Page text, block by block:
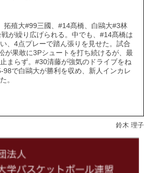
拓殖大#99三國、#14髙橋、白鷗大#3林
が繰り広げられる。中でも、#14髙橋は
、4点プレーで踏ん張りを見せた。試合
が果敢に3Pシュートを打ち続けるが、最
まらず。#30清藤が強気のドライブをね
98で白鷗大が勝利を収め、新人インカレ
。
鈴木 理子